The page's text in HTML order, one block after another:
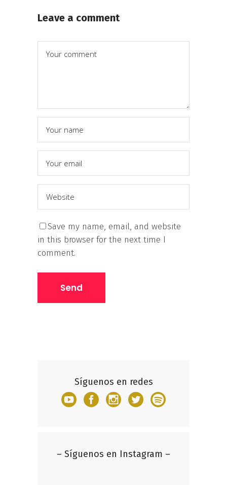
Leave a comment
Save my name, email, and website
in this browser for the next time I
comment.
Síguenos en redes
– Síguenos en Instagram –